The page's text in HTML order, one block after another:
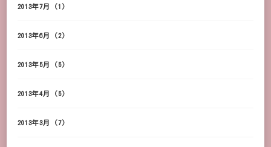
2013年7月 (1)
2013年6月 (2)
2013年5月 (5)
2013年4月 (5)
2013年3月 (7)